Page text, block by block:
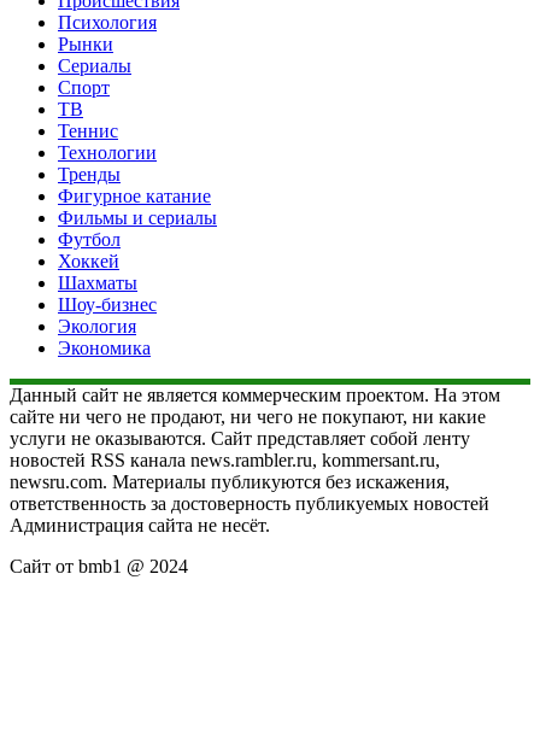
Психология
Рынки
Сериалы
Спорт
ТВ
Теннис
Технологии
Тренды
Фигурное катание
Фильмы и сериалы
Футбол
Хоккей
Шахматы
Шоу-бизнес
Экология
Экономика
Данный сайт не является коммерческим проектом. На этом
сайте ни чего не продают, ни чего не покупают, ни какие
услуги не оказываются. Сайт представляет собой ленту
новостей RSS канала news.rambler.ru, kommersant.ru,
newsru.com. Материалы публикуются без искажения,
ответственность за достоверность публикуемых новостей
Администрация сайта не несёт.
Сайт от bmb1 @ 2024